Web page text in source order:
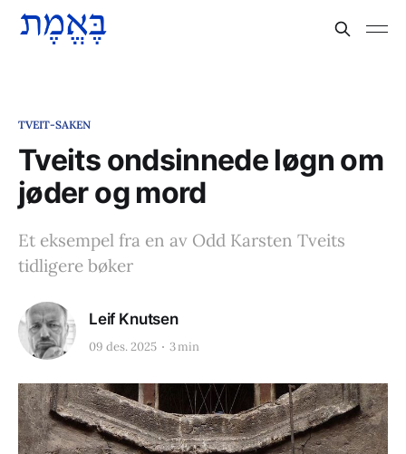
TVEIT-SAKEN
Tveits ondsinnede løgn om
jøder og mord
Et eksempel fra en av Odd Karsten Tveits
tidligere bøker
Leif Knutsen
09 des. 2025 3 min